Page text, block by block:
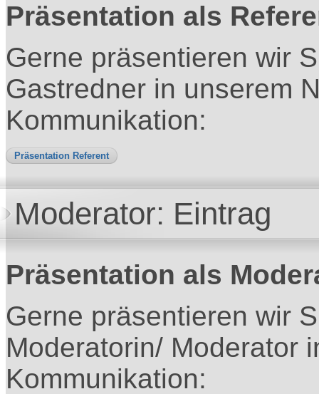
Präsentation als
Gerne präsentieren wir
Gastredner in unserem
Kommunikation:
Präsentation Referent
Moderator: Eintrag
Präsentation als
Gerne präsentieren wir
Moderatorin/ Moderator
Kommunikation: